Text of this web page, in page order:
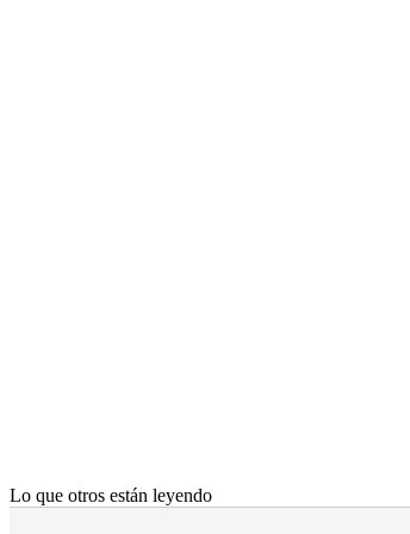
Lo que otros están leyendo